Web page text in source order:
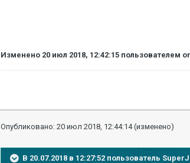
Изменено 20 июл 2018, 12:42:15 пользователем
Опубликовано:20 июл 2018, 12:44:14 (изменено)
В 20.07.2018 в 12:27:52 пользователь